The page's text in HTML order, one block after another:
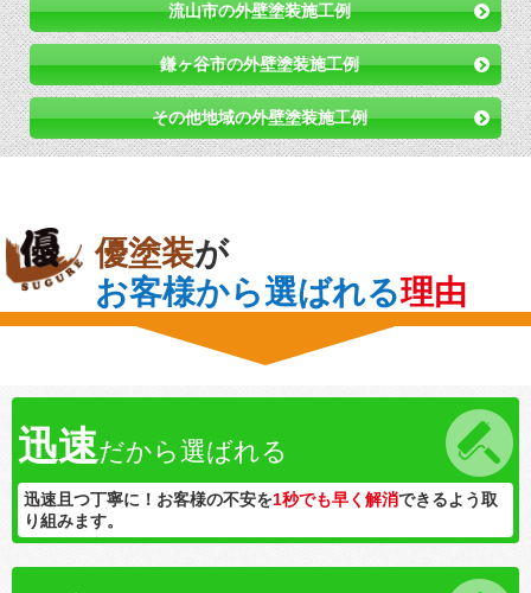
流山市の外壁塗装施工例
鎌ヶ谷市の外壁塗装施工例
その他地域の外壁塗装施工例
優塗装が
お客様から選ばれる理由
迅速だから選ばれる
迅速且つ丁寧に！お客様の不安を1秒でも早く解消できるよう取
り組みます。